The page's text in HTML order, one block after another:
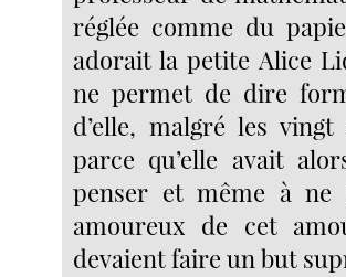
réglée comme du
adorait la petite Alice
ne permet de dire
d’elle, malgré les
parce qu’elle avait
penser et même à ne
amoureux de cet
devaient faire un but